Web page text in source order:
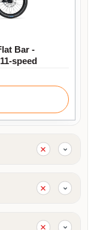
Bar -
speed